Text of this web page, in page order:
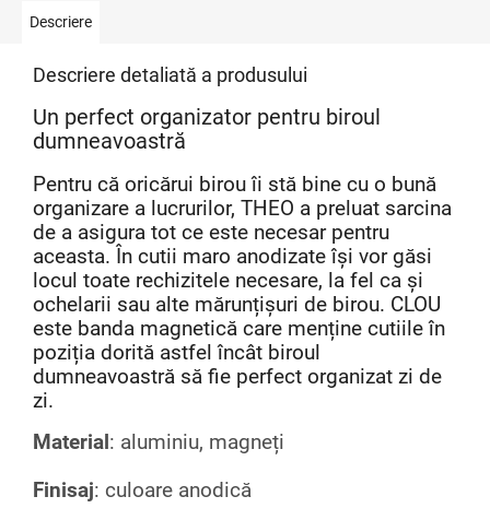
Descriere
Descriere detaliată a produsului
Un perfect organizator pentru biroul
dumneavoastră
Pentru că oricărui birou îi stă bine cu o bună
organizare a lucrurilor, THEO a preluat sarcina
de a asigura tot ce este necesar pentru
aceasta. În cutii maro anodizate își vor găsi
locul toate rechizitele necesare, la fel ca și
ochelarii sau alte mărunțișuri de birou. CLOU
este banda magnetică care menține cutiile în
poziția dorită astfel încât biroul
dumneavoastră să fie perfect organizat zi de
zi.
Material : aluminiu, magneți
Finisaj: culoare anodică